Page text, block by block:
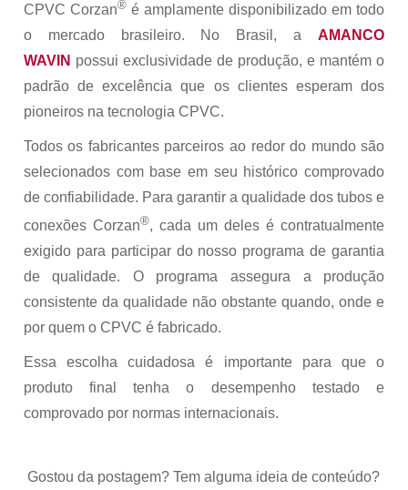
CPVC Corzan® é amplamente disponibilizado em todo
o mercado brasileiro. No Brasil, aAMANCO
WAVIN possui exclusividade de produção, e mantém o
padrão de excelência que os clientes esperam dos
pioneiros na tecnologia CPVC.
Todos os fabricantes parceiros ao redor do mundo são
selecionados com base em seu histórico comprovado
de confiabilidade. Para garantir a qualidade dos tubos e
conexões Corzan®, cada um deles é contratualmente
exigido para participar do nosso programa de garantia
de qualidade. O programa assegura a produção
consistente da qualidade não obstante quando, onde e
por quem o CPVC é fabricado.
Essa escolha cuidadosa é importante para que o
produto final tenha o desempenho testado e
comprovado por normas internacionais.
Gostou da postagem? Tem alguma ideia de conteúdo?